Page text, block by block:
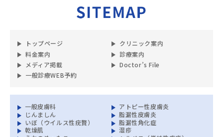
トップページ
クリニック案内
料金案内
診療案内
メディア掲載
Doctor’s File
一般診療WEB予約
一般皮膚科
アトピー性皮膚炎
じんましん
脂漏性皮膚炎
いぼ（ウイルス性疣贅）
脂漏性角化症
乾燥肌
湿疹